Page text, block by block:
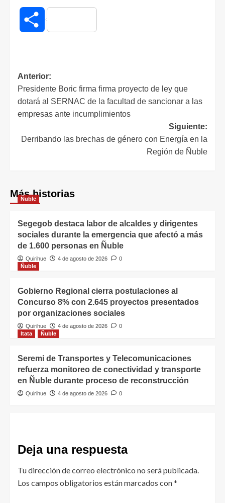
Compartir
Anterior:
Presidente Boric firma firma proyecto de ley que
dotará al SERNAC de la facultad de sancionar a las
empresas ante incumplimientos
Siguiente:
Derribando las brechas de género con Energía en la
Región de Ñuble
Más historias
Ñuble
Segegob destaca labor de alcaldes y dirigentes
sociales durante la emergencia que afectó a más
de 1.600 personas en Ñuble
Quirihue 4 de agosto de 2026
0
Ñuble
Gobierno Regional cierra postulaciones al
Concurso 8% con 2.645 proyectos presentados
por organizaciones sociales
Quirihue 4 de agosto de 2026
0
Itata
Ñuble
Seremi de Transportes y Telecomunicaciones
refuerza monitoreo de conectividad y transporte
en Ñuble durante proceso de reconstrucción
Quirihue 4 de agosto de 2026 0
Deja una respuesta
Tu dirección de correo electrónico no será publicada.
Los campos obligatorios están marcados con*